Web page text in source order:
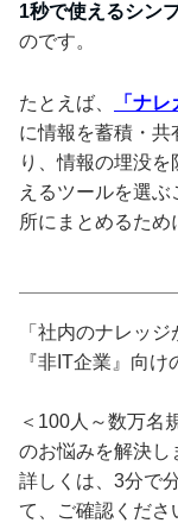
1秒で使えるシン
のです。
たとえば、 「ナレ
に情報を蓄積・共
り、情報の埋没
えるツールを選
所にまとめるため
「社内のナレッ
『非IT企業』向
＜100人～数万名
のお悩みを解決し
詳しくは、3分で
て、ご確認くださ